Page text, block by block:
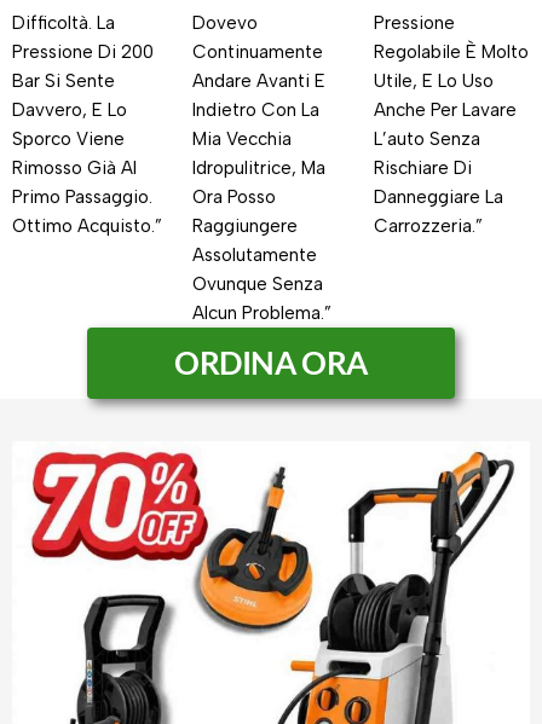
Difficoltà. La
Pressione Di 200
Bar Si Sente
Davvero, E Lo
Sporco Viene
Rimosso Già Al
Primo Passaggio.
Ottimo Acquisto.”
Dovevo
Continuamente
Andare Avanti E
Indietro Con La
Mia Vecchia
Idropulitrice, Ma
Ora Posso
Raggiungere
Assolutamente
Ovunque Senza
Alcun Problema.”
Pressione
Regolabile È Molto
Utile, E Lo Uso
Anche Per Lavare
L’auto Senza
Rischiare Di
Danneggiare La
Carrozzeria.”
ORDINA ORA